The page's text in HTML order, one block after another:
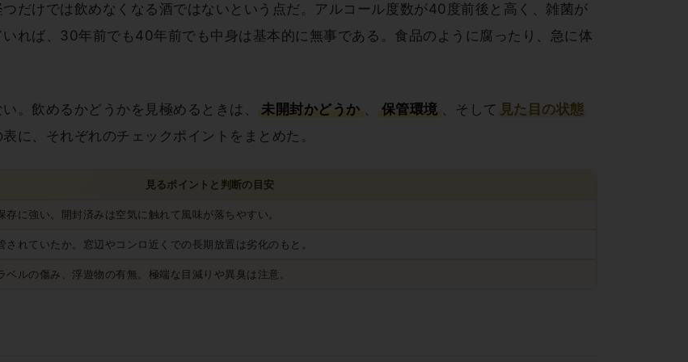
だけでは飲めなくなる酒ではないという点だ。アルコール度数が40度前後と高く、雑菌が
れば、30年前でも40年前でも中身は基本的に無事である。食品のように腐ったり、急に体
。飲めるかどうかを見極めるときは、 未開封かどうか 保管環境 、そして 見た目の状態
に、それぞれのチェックポイントをまとめた。
見るポイントと判断の目安
に強い。開封済みは空気に触れて風味が落ちやすい。
れていたか。窓辺やコンロ近くでの長期放置は劣化のもと。
ルの傷み、浮遊物の有無。極端な目減りや異臭は注意。